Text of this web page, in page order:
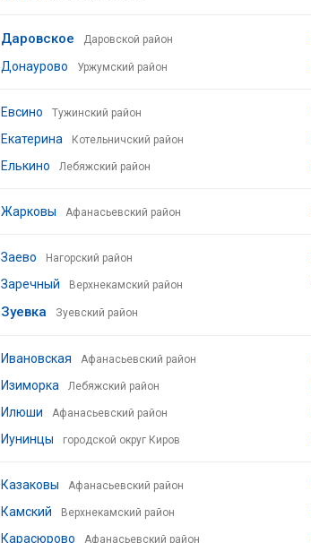
Даровское Даровской район
Донаурово Уржумский район
Евсино Тужинский район
Екатерина Котельничский район
Елькино Лебяжский район
Жарковы Афанасьевский район
Заево Нагорский район
Заречный Верхнекамский район
Зуевка Зуевский район
Ивановская Афанасьевский район
Изиморка Лебяжский район
Илюши Афанасьевский район
Иунинцы городской округ Киров
Казаковы Афанасьевский район
Камский Верхнекамский район
Карасюрово Афанасьевский район